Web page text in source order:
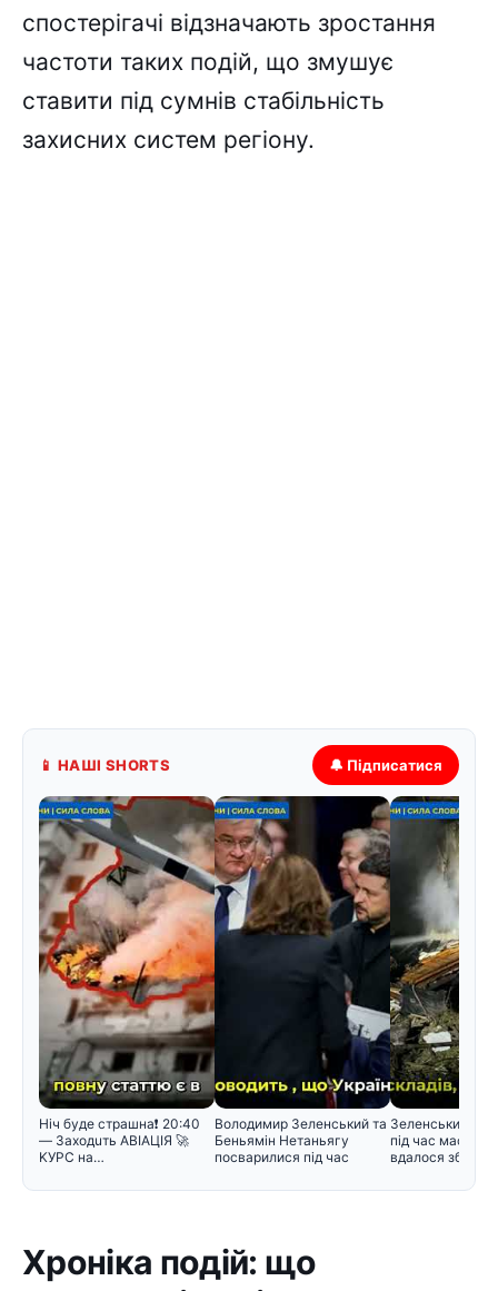
спостерігачі відзначають зростання
частоти таких подій, що змушує
ставити під сумнів стабільність
захисних систем регіону.
📱 НАШІ SHORTS 🔔 Підписатися
Hiч бyдe cтpaшнa❗️ 20:40
— Зaxoдuть ABIAЦIЯ 🚀
KУPC нa…
Володимир Зеленський та
Беньямін Нетаньягу
посварилися під час
Зеленський
під час
вдалося збити
Хроніка подій: що